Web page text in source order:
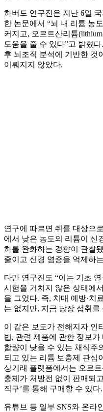
하버드 연구진은 지난 6일
한 논문에서 “뇌 내 리튬 농
커지고, 오르트산리튬
도움을 줄 수 있다”고 밝혔
후 뇌조직 분석에 기반한 것
이뤄지지 않았다.
연구에 따르면 쥐를 대상으
에서 낮은 농도의 리튬이 신
하를 완화하는 경향이 관찰
줄이고 신경 염증을 억제하
다만 연구진도 “이는 기초
시험을 거치지 않은 상태에
을 그었다. 즉, 치매 예방·치
는 없지만, 지금 당장 섭취
이 같은 보도가 전해지자 인
법, 관련 제품에 관한 정보
함량이 낮을 수 있는 채식주
되고 있는 리튬 보충제 관심
상거래 플랫폼에서는 오르
충제가 처방전 없이 판매되
직구’를 통해 구매할 수 있다.
유튜브 등 일부 SNS와 온라